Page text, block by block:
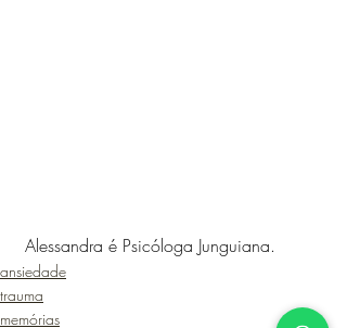
Alessandra é Psicóloga Junguiana.
ansiedade
trauma
memórias